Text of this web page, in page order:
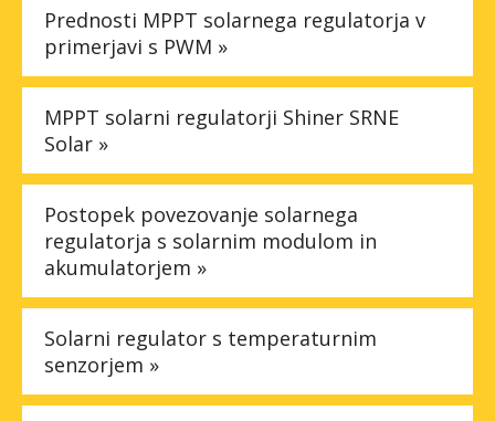
Prednosti MPPT solarnega regulatorja v
primerjavi s PWM »
MPPT solarni regulatorji Shiner SRNE
Solar »
Postopek povezovanje solarnega
regulatorja s solarnim modulom in
akumulatorjem »
Solarni regulator s temperaturnim
senzorjem »